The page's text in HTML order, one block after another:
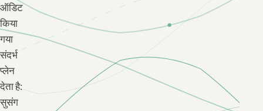
ऑडिट
किया
गया
संदर्भ
प्लेन
देता है:
सुसंग